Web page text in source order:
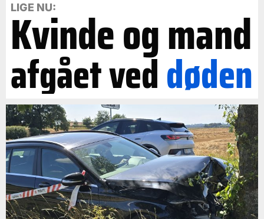
LIGE NU:
Kvinde og mand
afgået veddøden